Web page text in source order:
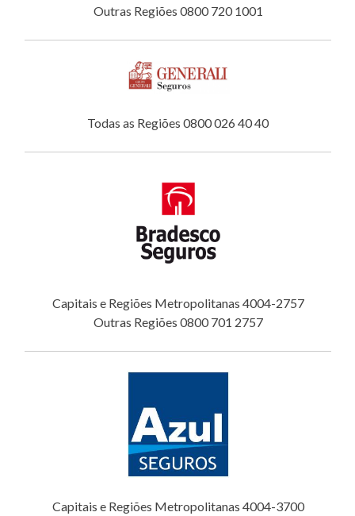
Outras Regiões 0800 720 1001
Todas as Regiões 0800 026 40 40
Capitais e Regiões Metropolitanas 4004-2757
Outras Regiões 0800 701 2757
Capitais e Regiões Metropolitanas 4004-3700